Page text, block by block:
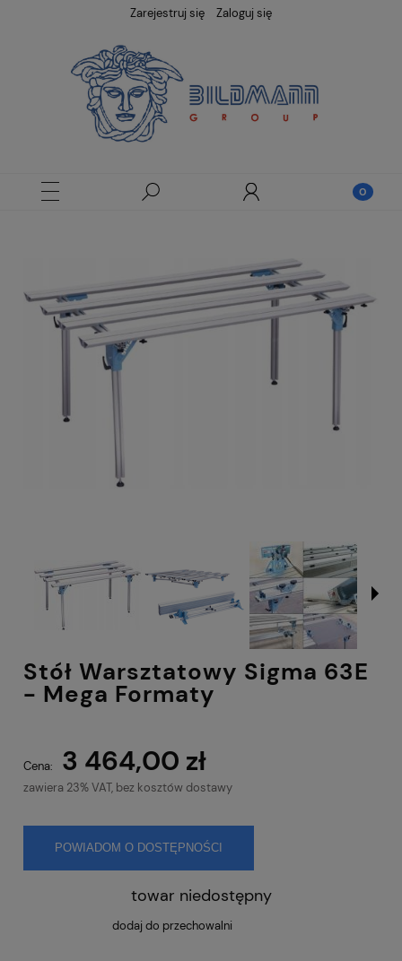
Zarejestruj się Zaloguj się
Stół Warsztatowy Sigma 63E
- Mega Formaty
Cena: 3 464,00 zł
zawiera 23% VAT, bez kosztów dostawy
POWIADOM O DOSTĘPNOŚCI
towar niedostępny
dodaj do przechowalni